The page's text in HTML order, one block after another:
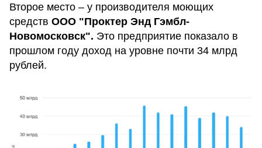
Второе место – у производителя моющих
средств ООО "Проктер Энд Гэмбл-
Новомосковск". Это предприятие показало в
прошлом году доход на уровне почти 34 млрд
рублей.